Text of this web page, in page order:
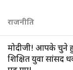
राजनीति
मोदीजी! आपके चुने
शिक्षित युवा सांसद